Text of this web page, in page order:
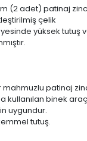
(2 adet) patinaj
çelik
yüksek tutuş
mahmuzlu patinaj
kullanılan binek
uygundur.
tutuş.